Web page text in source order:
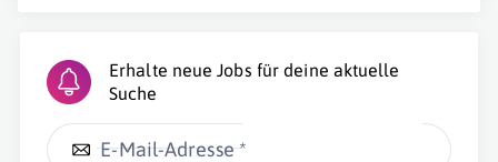
Erhalte neue Jobs für deine aktuelle
Suche
E-Mail-Adresse *